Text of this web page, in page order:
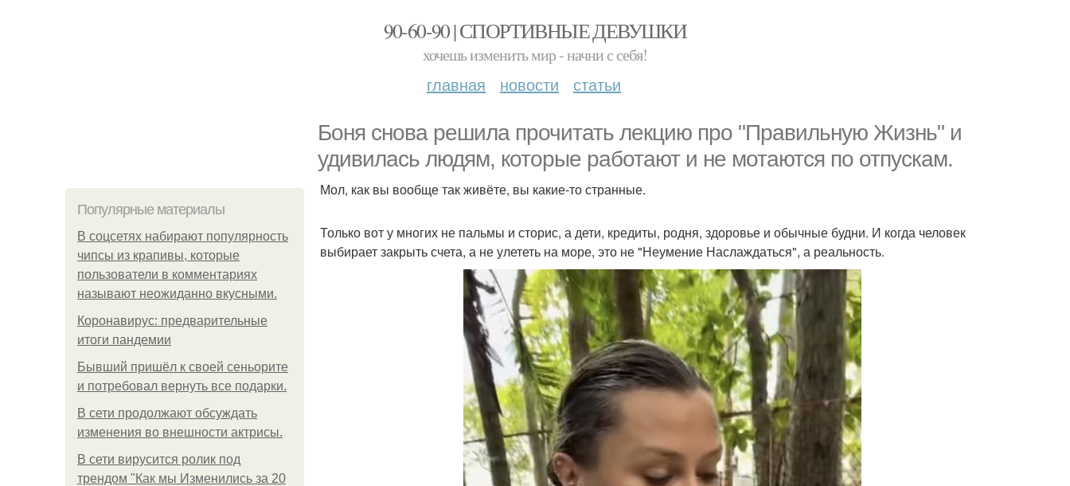
90-60-90 | СПОРТИВНЫЕ ДЕВУШКИ
хочешь изменить мир - начни с себя!
главная новости статьи
Боня снова решила прочитать лекцию про "Правильную Жизнь" и
удивилась людям, которые работают и не мотаются по отпускам.
Популярные материалы
В соцсетях набирают популярность
чипсы из крапивы, которые
пользователи в комментариях
называют неожиданно вкусными.
Коронавирус: предварительные
итоги пандемии
Бывший пришёл к своей сеньорите
и потребовал вернуть все подарки.
В сети продолжают обсуждать
изменения во внешности актрисы.
В сети вирусится ролик под
трендом "Как мы Изменились за 20
Мол, как вы вообще так живёте, вы какие-то странные.
Только вот у многих не пальмы и сторис, а дети, кредиты, родня, здоровье и обычные будни. И когда человек
выбирает закрыть счета, а не улететь на море, это не "Неумение Наслаждаться", а реальность.